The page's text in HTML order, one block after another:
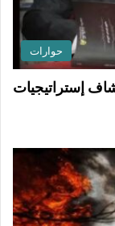
حوارات
إستراتيجيات